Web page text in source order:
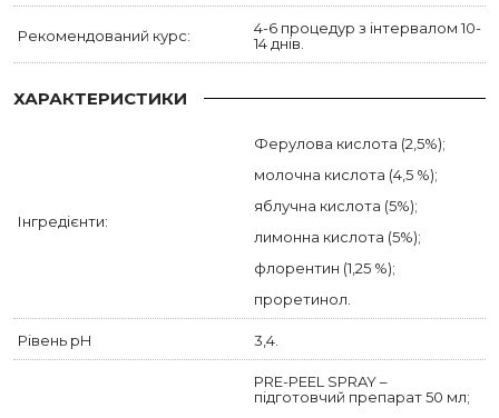
Рекомендований курс:
4-6 процедур з інтервалом 10-
14 днів.
ХАРАКТЕРИСТИКИ
Інгредієнти:
Ферулова кислота (2,5%);
молочна кислота (4,5 %);
яблучна кислота (5%);
лимонна кислота (5%);
флорентин (1,25 %);
проретинол.
Рівень pH 3,4.
PRE-PEEL SPRAY –
підготовчий препарат 50 мл;